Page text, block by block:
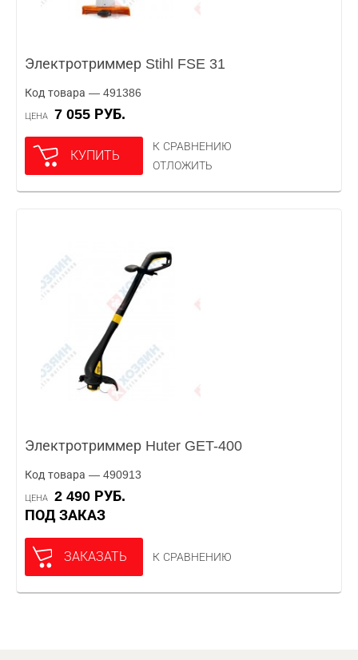
Электротриммер Stihl FSE 31
Код товара — 491386
ЦЕНА 7 055 РУБ.
КУПИТЬ
К СРАВНЕНИЮ
ОТЛОЖИТЬ
Электротриммер Huter GET-400
Код товара — 490913
ЦЕНА
2 490 РУБ.
ПОД ЗАКАЗ
ЗАКАЗАТЬ К СРАВНЕНИЮ